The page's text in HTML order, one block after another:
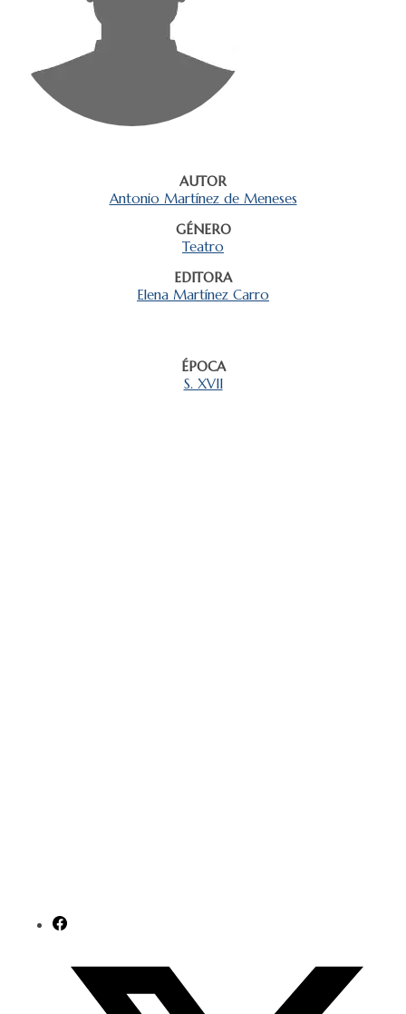
AUTOR
Antonio Martínez de Meneses
GÉNERO
Teatro
EDITORA
Elena Martínez Carro
ÉPOCA
S. XVII